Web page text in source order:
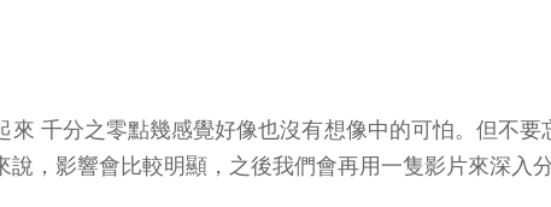
千分之零點幾感覺好像也沒有想像中的可怕。但不要
，影響會比較明顯，之後我們會再用一隻影片來深入